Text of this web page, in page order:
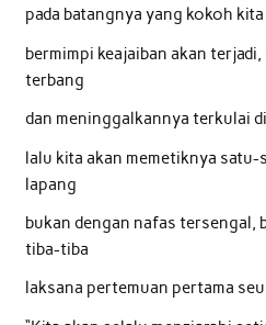
pada batangnya yang kokoh
bermimpi keajaiban akan
terbang
dan meninggalkannya terkulai
lalu kita akan memetiknya satu-
lapang
bukan dengan nafas tersengal,
tiba-tiba
laksana pertemuan pertama